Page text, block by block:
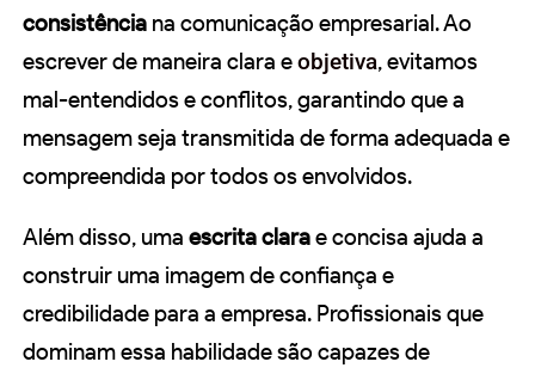
consistência na comunicação empresarial. Ao
escrever de maneira clara eobjetiva, evitamos
mal-entendidos e conflitos, garantindo que a
mensagem seja transmitida de forma adequada e
compreendida por todos os envolvidos.
Além disso, uma escrita clarae concisa ajuda a
construir uma imagem de confiança e
credibilidade para a empresa. Profissionais que
dominam essa habilidade são capazes de